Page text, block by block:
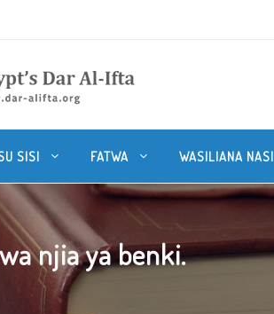
SISI FATWA WASILIANA NASI
njia ya benki.